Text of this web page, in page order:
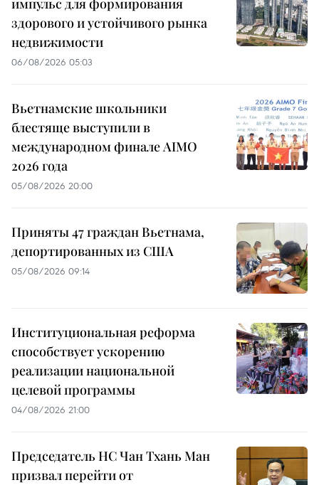
импульс для формирования
здорового и устойчивого рынка
недвижимости
06/08/2026 05:03
Вьетнамские школьники
блестяще выступили в
международном финале AIMO
2026 года
05/08/2026 20:00
Приняты 47 граждан Вьетнама,
депортированных из США
05/08/2026 09:14
Институциональная реформа
способствует ускорению
реализации национальной
целевой программы
04/08/2026 21:00
Председатель НС Чан Тхань Ман
призвал перейти от